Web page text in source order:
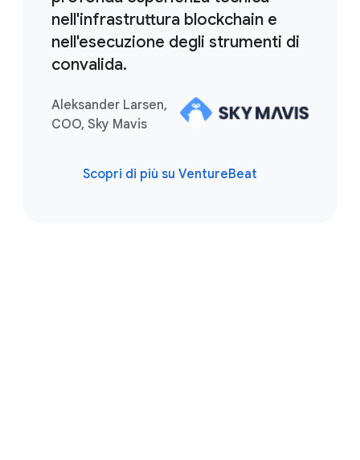
nell'infrastruttura blockchain e
nell'esecuzione degli strumenti di
convalida.
Aleksander Larsen,
COO, Sky Mavis
Scopri di più su VentureBeat